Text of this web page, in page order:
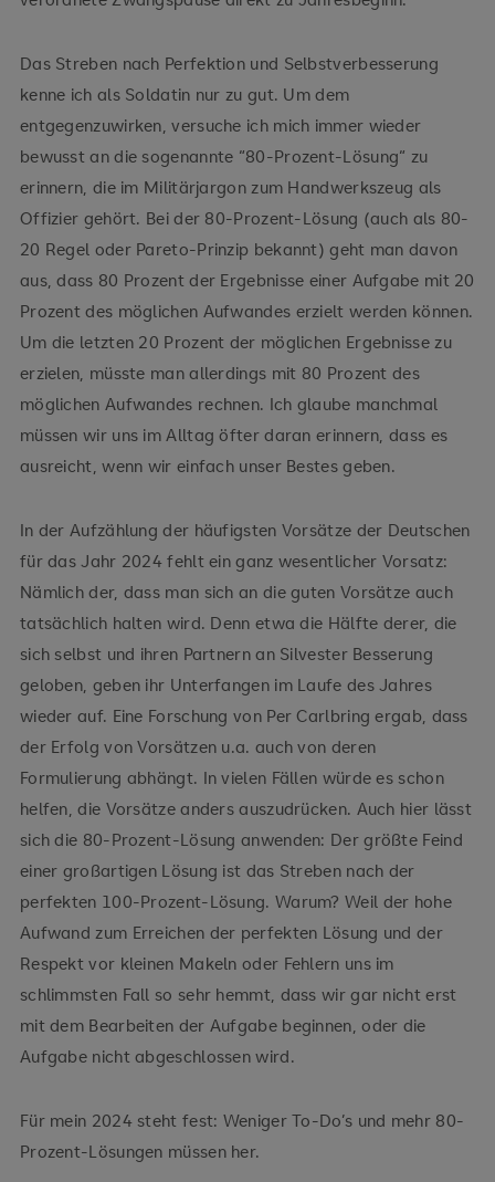
Das Streben nach Perfektion und Selbstverbesserung
kenne ich als Soldatin nur zu gut. Um dem
entgegenzuwirken, versuche ich mich immer wieder
bewusst an die sogenannte “80-Prozent-Lösung“ zu
erinnern, die im Militärjargon zum Handwerkszeug als
Offizier gehört. Bei der 80-Prozent-Lösung (auch als 80-
20 Regel oder Pareto-Prinzip bekannt) geht man davon
aus, dass 80 Prozent der Ergebnisse einer Aufgabe mit 20
Prozent des möglichen Aufwandes erzielt werden können.
Um die letzten 20 Prozent der möglichen Ergebnisse zu
erzielen, müsste man allerdings mit 80 Prozent des
möglichen Aufwandes rechnen. Ich glaube manchmal
müssen wir uns im Alltag öfter daran erinnern, dass es
ausreicht, wenn wir einfach unser Bestes geben.
In der Aufzählung der häufigsten Vorsätze der Deutschen
für das Jahr 2024 fehlt ein ganz wesentlicher Vorsatz:
Nämlich der, dass man sich an die guten Vorsätze auch
tatsächlich halten wird. Denn etwa die Hälfte derer, die
sich selbst und ihren Partnern an Silvester Besserung
geloben, geben ihr Unterfangen im Laufe des Jahres
wieder auf. Eine Forschung von Per Carlbring ergab, dass
der Erfolg von Vorsätzen u.a. auch von deren
Formulierung abhängt. In vielen Fällen würde es schon
helfen, die Vorsätze anders auszudrücken. Auch hier lässt
sich die 80-Prozent-Lösung anwenden: Der größte Feind
einer großartigen Lösung ist das Streben nach der
perfekten 100-Prozent-Lösung. Warum? Weil der hohe
Aufwand zum Erreichen der perfekten Lösung und der
Respekt vor kleinen Makeln oder Fehlern uns im
schlimmsten Fall so sehr hemmt, dass wir gar nicht erst
mit dem Bearbeiten der Aufgabe beginnen, oder die
Aufgabe nicht abgeschlossen wird.
Für mein 2024 steht fest: Weniger To-Do’s und mehr 80-
Prozent-Lösungen müssen her.